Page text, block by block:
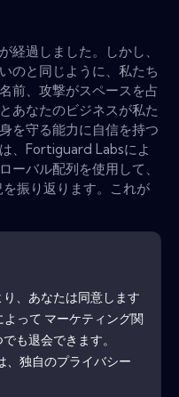
経過しました。しかし、
のと同じように、私たち
前、攻撃がスペースを占
あなたのビジネスが私た
を守る能力に自信を持つ
、Fortiguard Labsによ
ーバル配列を使用して、
振り返ります。これが
、あなたは同意します
って マーケティング関
も退会できます。
、独自のプライバシー